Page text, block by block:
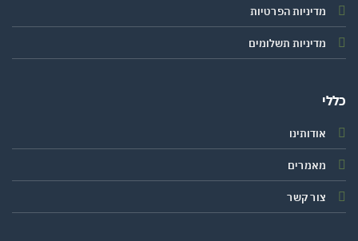
מדיניות הפרטיות
מדיניות תשלומים
כללי
אודותינו
מאמרים
צור קשר